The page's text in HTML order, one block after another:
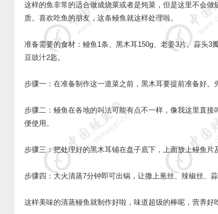
这样的鱼非常的适合做成烧菜或者是炖菜，但是这里不会
质。喜欢吃鱼的朋友，这条鳗鱼就这样处理啦。
准备需要的食材：鳗鱼1条、黑木耳150g、老姜3片、蒜头
豆豉汁2匙。
步骤一：在准备制作这一道菜之前，黑木耳要提前准备好
步骤二：鳗鱼在各地的叫法可能有点不一样，像我这里直
便使用。
步骤三：把处理好的黑木耳铺在盘子底下，上面放上鳗鱼
步骤四：大火清蒸7分钟即可出锅，让撒上葱丝、辣椒丝、
这样美味的清蒸鳗鱼就制作好啦，味道超级的棒呢，营养